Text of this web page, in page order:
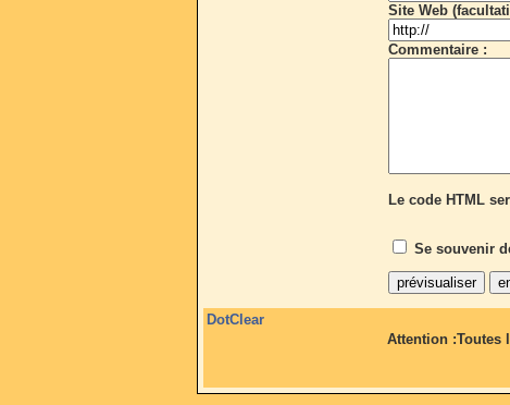
Site Web
Commentaire :
Le code HTML
Se souvenir
DotClear
Attention :Toutes